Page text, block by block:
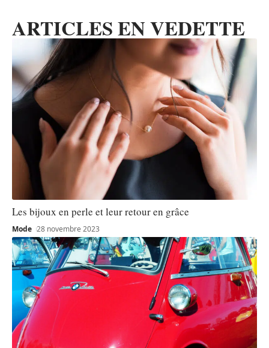
ARTICLES EN VEDETTE
Les bijoux en perle et leur retour en grâce
Mode 28 novembre 2023